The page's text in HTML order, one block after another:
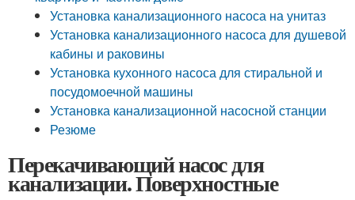
Установка канализационного насоса на унитаз
Установка канализационного насоса для душевой
кабины и раковины
Установка кухонного насоса для стиральной и
посудомоечной машины
Установка канализационной насосной станции
Резюме
Перекачивающий насос для
канализации. Поверхностные